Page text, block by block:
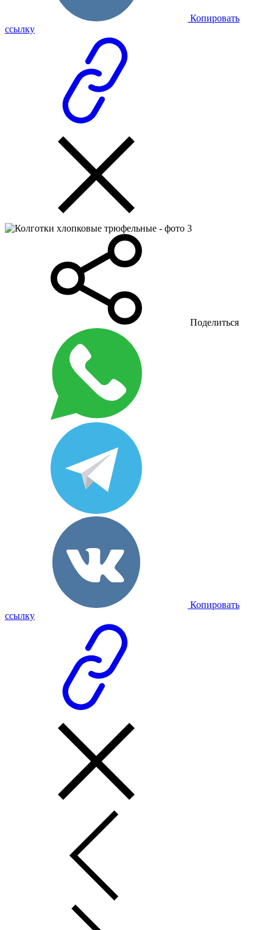
Копировать
ссылку
Поделиться
Копировать
ссылку